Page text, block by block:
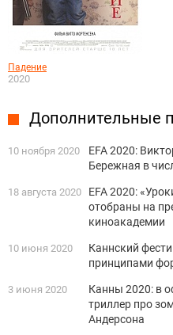
Падение
2020
Дополнительные
10 ноября 2020
EFA 2020:
Бережная в
18 августа 2020
EFA 2020:
отобраны на
киноакадемии
10 июня 2020
Каннский
принципами
3 июня 2020
Канны 2020: в
триллер про
Андерсона